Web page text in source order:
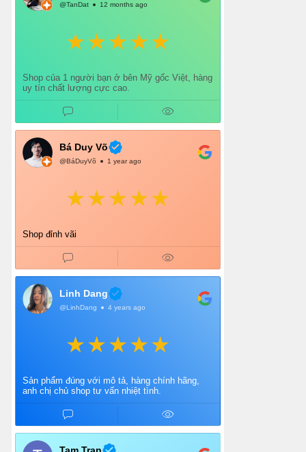
@TanDat 12 months ago
Shop của 1 người bạn ở bên Mỹ gốc Việt, hàng
uy tín chất lượng cực cao.
Bá Duy Võ
@BáDuyVõ 1 year ago
Shop đỉnh vãi
Linh Dang
@LinhDang 4 years ago
Sản phẩm đúng với mô tả, hàng chính hãng,
anh chị chủ shop tư vấn nhiệt tình.